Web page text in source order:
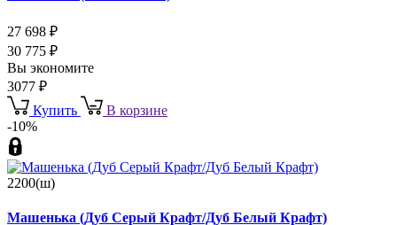
27 698 ₽
30 775 ₽
Вы экономите
3077 ₽
Купить
В корзине
-10%
2200(ш)
Машенька (Дуб Серый Крафт/Дуб Белый Крафт)